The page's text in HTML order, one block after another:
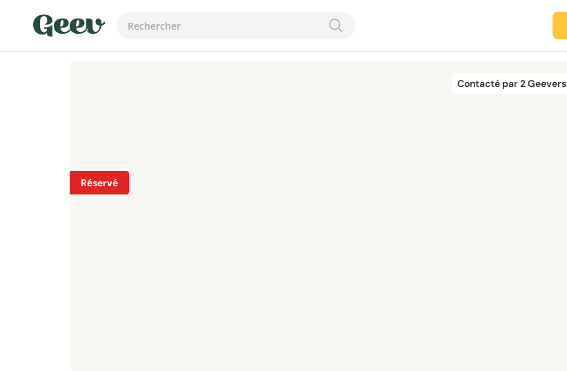
Contacté par 2 Geevers
Réservé